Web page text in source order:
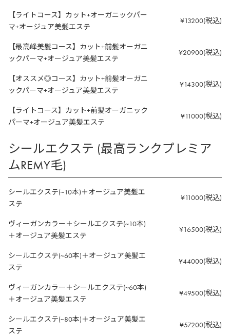
【ライトコース】カット+オーガニックパー
マ+オージュア美髪エステ
¥13200(税込)
【最高峰美髪コース】カット+前髪オーガニ
ックパーマ+オージュア美髪エステ
¥20900(税込)
【オススメ◎コース】カット+前髪オーガニ
ックパーマ+オージュア美髪エステ
¥14300(税込)
【ライトコース】カット+前髪オーガニック
パーマ+オージュア美髪エステ
¥11000(税込)
シールエクステ (最高ランクプレミア
ムREMY毛)
シールエクステ(~10本)＋オージュア美髪エ
ステ
¥11000(税込)
ヴィーガンカラー＋シールエクステ(~10本)
＋オージュア美髪エステ
¥16500(税込)
シールエクステ(~60本)＋オージュア美髪エ
ステ
¥44000(税込)
ヴィーガンカラー＋シールエクステ(~60本)
＋オージュア美髪エステ
¥49500(税込)
シールエクステ(~80本)＋オージュア美髪エ
ステ
¥57200(税込)